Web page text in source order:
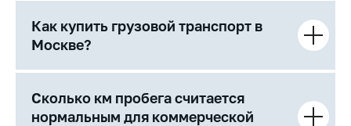
Как купить грузовой транспорт в
Москве?
Сколько км пробега считается
нормальным для коммерческой